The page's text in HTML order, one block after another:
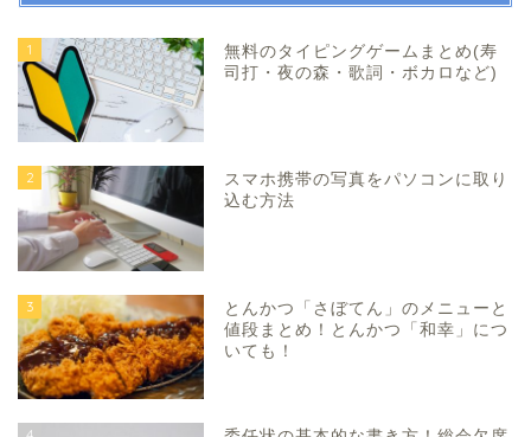
1
無料のタイピングゲームまとめ(寿
司打・夜の森・歌詞・ボカロなど)
2
スマホ携帯の写真をパソコンに取り
込む方法
3
とんかつ「さぼてん」のメニューと
値段まとめ！とんかつ「和幸」につ
いても！